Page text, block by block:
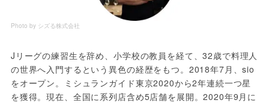
Photo by シズる株式会社
Jリーグの練習生を辞め、小学校の教員を経て、32歳で料理人
の世界へ入門するという異色の経歴をもつ。2018年7月、sio
をオープン。ミシュランガイド東京2020から2年連続一つ星
を獲得。現在、全国に系列店含め5店舗を展開。2020年9月に